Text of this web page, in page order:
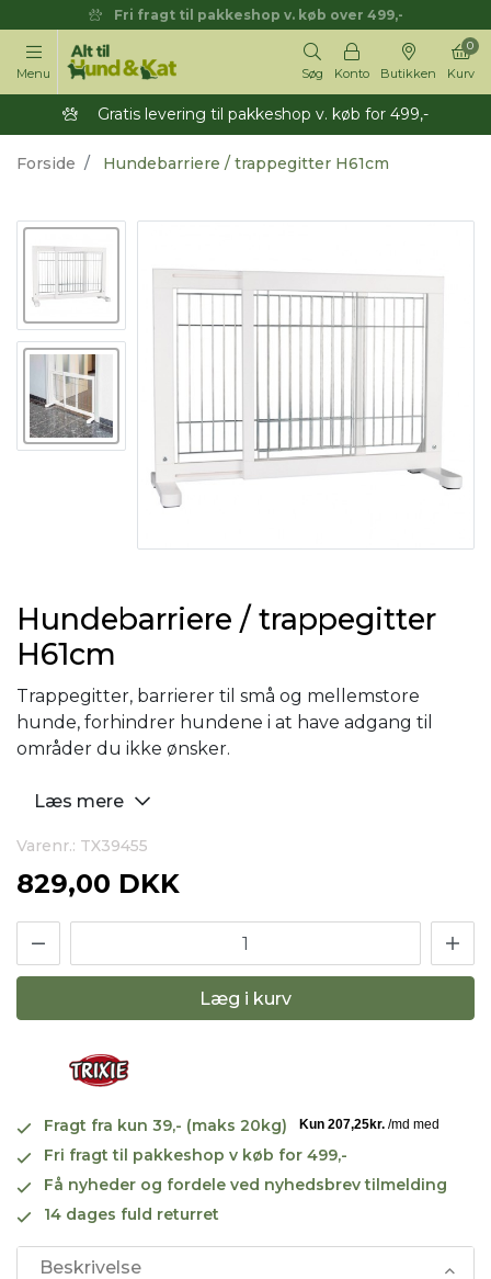
Fri fragt til pakkeshop v. køb over 499,-
Menu Søg Konto Butikken Kurv
0
Gratis levering til pakkeshop v. køb for 499,-
Forside Hundebarriere / trappegitter H61cm
Hundebarriere / trappegitter
H61cm
Trappegitter, barrierer til små og mellemstore
hunde, forhindrer hundene i at have adgang til
områder du ikke ønsker.
Læs mere
Varenr.: TX39455
829,00 DKK
Læg i kurv
Fragt fra kun 39,- (maks 20kg)
Fri fragt til pakkeshop v køb for 499,-
Få nyheder og fordele ved nyhedsbrev tilmelding
14 dages fuld returret
Beskrivelse